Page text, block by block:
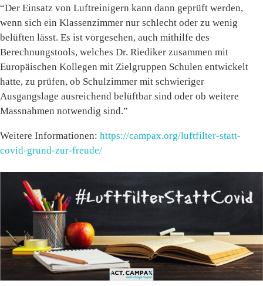
“Der Einsatz von Luftreinigern kann dann geprüft werden,
wenn sich ein Klassenzimmer nur schlecht oder zu wenig
belüften lässt. Es ist vorgesehen, auch mithilfe des
Berechnungstools, welches Dr. Riediker zusammen mit
Europäischen Kollegen mit Zielgruppen Schulen entwickelt
hatte, zu prüfen, ob Schulzimmer mit schwieriger
Ausgangslage ausreichend belüftbar sind oder ob weitere
Massnahmen notwendig sind.”
Weitere Informationen: https://campax.org/luftfilter-statt-
covid-grund-zur-freude/